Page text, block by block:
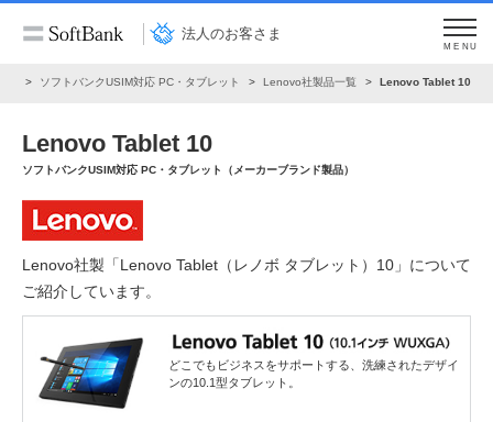
法人のお客さま
MENU
ソフトバンクUSIM対応 PC・タブレット Lenovo社製品一覧 Lenovo Tablet 10
Lenovo Tablet 10
ソフトバンクUSIM対応 PC・タブレット（メーカーブランド製品）
Lenovo社製「Lenovo Tablet（レノボ タブレット）10」について
ご紹介しています。
どこでもビジネスをサポートする、洗練されたデザイ
ンの10.1型タブレット。